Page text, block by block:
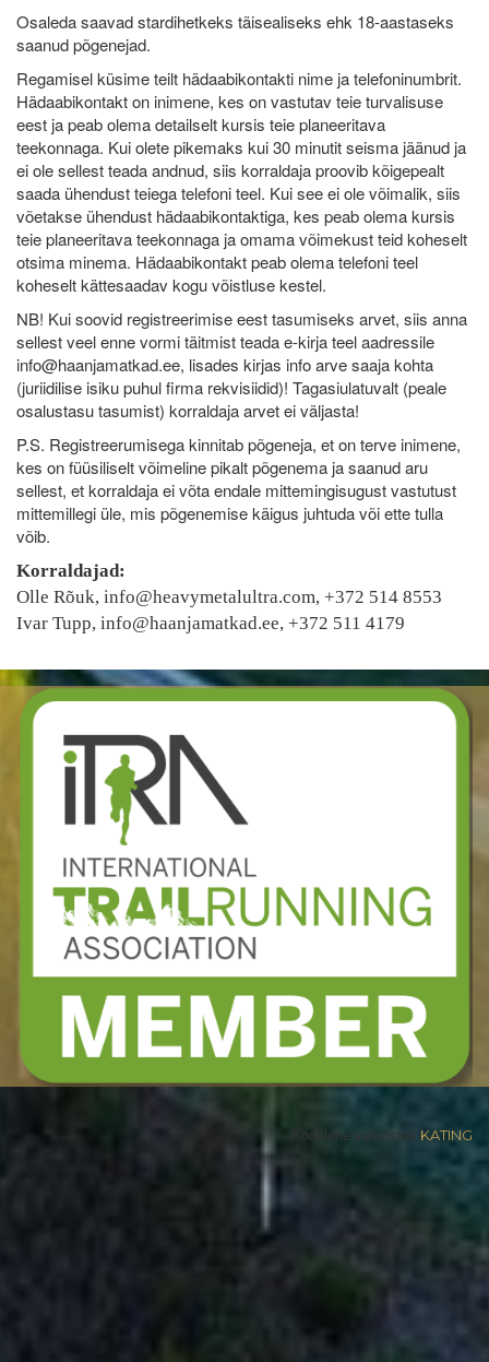
Osaleda saavad stardihetkeks täisealiseks ehk 18-aastaseks
saanud põgenejad.
Regamisel küsime teilt hädaabikontakti nime ja telefoninumbrit.
Hädaabikontakt on inimene, kes on vastutav teie turvalisuse
eest ja peab olema detailselt kursis teie planeeritava
teekonnaga. Kui olete pikemaks kui 30 minutit seisma jäänud ja
ei ole sellest teada andnud, siis korraldaja proovib kõigepealt
saada ühendust teiega telefoni teel. Kui see ei ole võimalik, siis
võetakse ühendust hädaabikontaktiga, kes peab olema kursis
teie planeeritava teekonnaga ja omama võimekust teid koheselt
otsima minema. Hädaabikontakt peab olema telefoni teel
koheselt kättesaadav kogu võistluse kestel.
NB! Kui soovid registreerimise eest tasumiseks arvet, siis anna
sellest veel enne vormi täitmist teada e-kirja teel aadressile
info@haanjamatkad.ee, lisades kirjas info arve saaja kohta
(juriidilise isiku puhul firma rekvisiidid)! Tagasiulatuvalt (peale
osalustasu tasumist) korraldaja arvet ei väljasta!
P.S. Registreerumisega kinnitab põgeneja, et on terve inimene,
kes on füüsiliselt võimeline pikalt põgenema ja saanud aru
sellest, et korraldaja ei võta endale mittemingisugust vastutust
mittemillegi üle, mis põgenemise käigus juhtuda või ette tulla
võib.
Korraldajad:
Olle Rõuk, info@heavymetalultra.com, +372 514 8553
Ivar Tupp, info@haanjamatkad.ee, +372 511 4179
Kodulehe valmistas KATING